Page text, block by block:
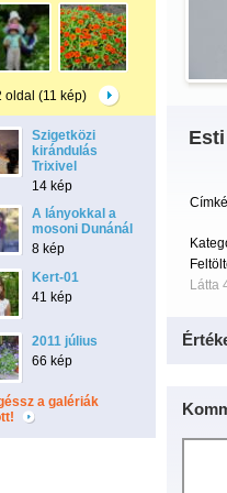
oldal (11 kép)
Szigetközi
kirándulás
Trixivel
14 kép
A lányokkal a
mosoni Dunánál
8 kép
Kert-01
41 kép
2011 július
66 kép
a galériák
Látta